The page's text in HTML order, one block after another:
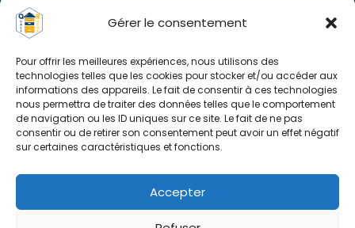
Gérer le consentement
Pour offrir les meilleures expériences, nous utilisons des
technologies telles que les cookies pour stocker et/ou accéder aux
informations des appareils. Le fait de consentir à ces technologies
nous permettra de traiter des données telles que le comportement
de navigation ou les ID uniques sur ce site. Le fait de ne pas
consentir ou de retirer son consentement peut avoir un effet négatif
sur certaines caractéristiques et fonctions.
Accepter